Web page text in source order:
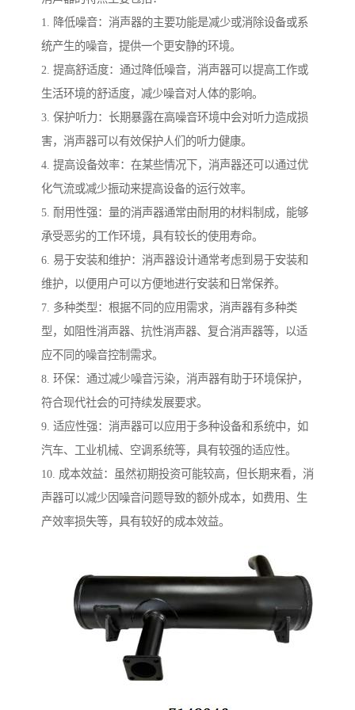
1. 降低噪音：消声器的主要功能是减少或消除设备或系
统产生的噪音，提供一个更安静的环境。
2. 提高舒适度：通过降低噪音，消声器可以提高工作或
生活环境的舒适度，减少噪音对人体的影响。
3. 保护听力：长期暴露在高噪音环境中会对听力造成损
害，消声器可以有效保护人们的听力健康。
4. 提高设备效率：在某些情况下，消声器还可以通过优
化气流或减少振动来提高设备的运行效率。
5. 耐用性强：量的消声器通常由耐用的材料制成，能够
承受恶劣的工作环境，具有较长的使用寿命。
6. 易于安装和维护：消声器设计通常考虑到易于安装和
维护，以便用户可以方便地进行安装和日常保养。
7. 多种类型：根据不同的应用需求，消声器有多种类
型，如阻性消声器、抗性消声器、复合消声器等，以适
应不同的噪音控制需求。
8. 环保：通过减少噪音污染，消声器有助于环境保护，
符合现代社会的可持续发展要求。
9. 适应性强：消声器可以应用于多种设备和系统中，如
汽车、工业机械、空调系统等，具有较强的适应性。
10. 成本效益：虽然初期投资可能较高，但长期来看，消
声器可以减少因噪音问题导致的额外成本，如费用、生
产效率损失等，具有较好的成本效益。